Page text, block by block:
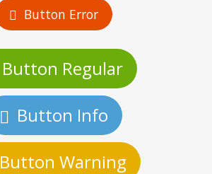
Button Error
Button Regular
Button Info
Button Warning